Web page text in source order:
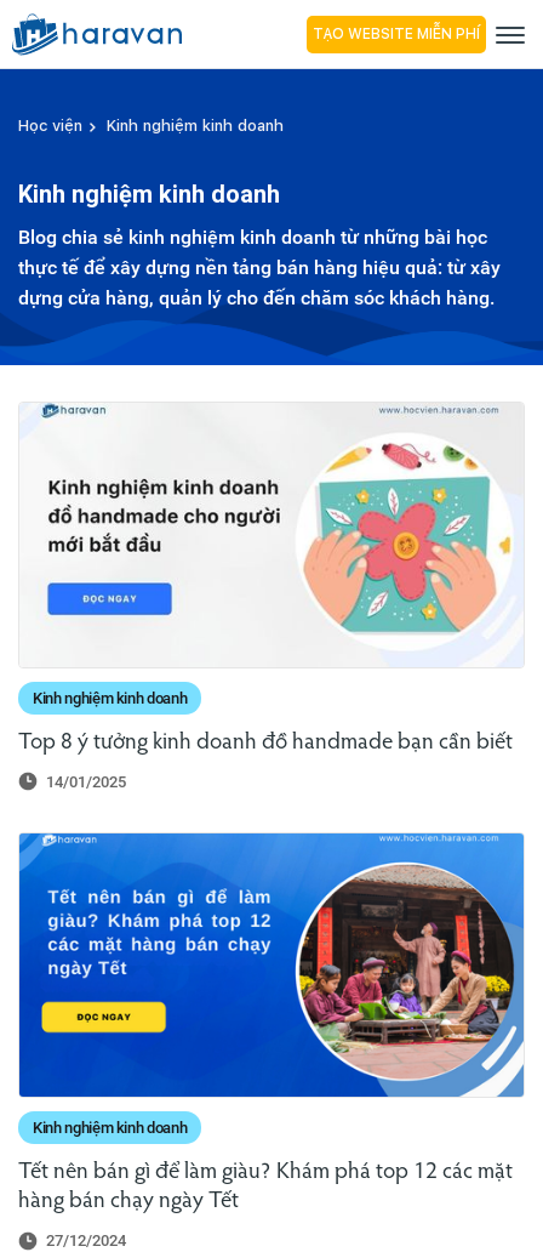
TẠO WEBSITE MIỄN PHÍ
Học viện Kinh nghiệm kinh doanh
Kinh nghiệm kinh doanh
Blog chia sẻ kinh nghiệm kinh doanh từ những bài học
thực tế để xây dựng nền tảng bán hàng hiệu quả: từ xây
dựng cửa hàng, quản lý cho đến chăm sóc khách hàng.
Kinh nghiệm kinh doanh
Top 8 ý tưởng kinh doanh đồ handmade bạn cần biết
14/01/2025
Kinh nghiệm kinh doanh
Tết nên bán gì để làm giàu? Khám phá top 12 các mặt
hàng bán chạy ngày Tết
27/12/2024